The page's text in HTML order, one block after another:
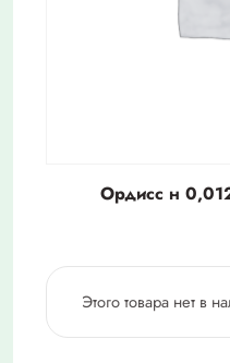
Ордисс н
Этого товара нет в